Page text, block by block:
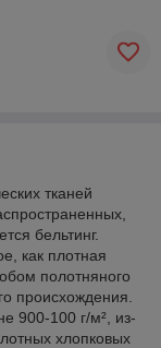
тканей
бельтинг.
как плотная
полотняного
происхождения.
900-100 г/м², из-
хлопковых